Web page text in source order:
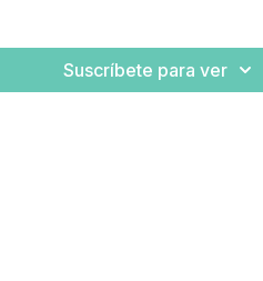
Suscríbete para ver